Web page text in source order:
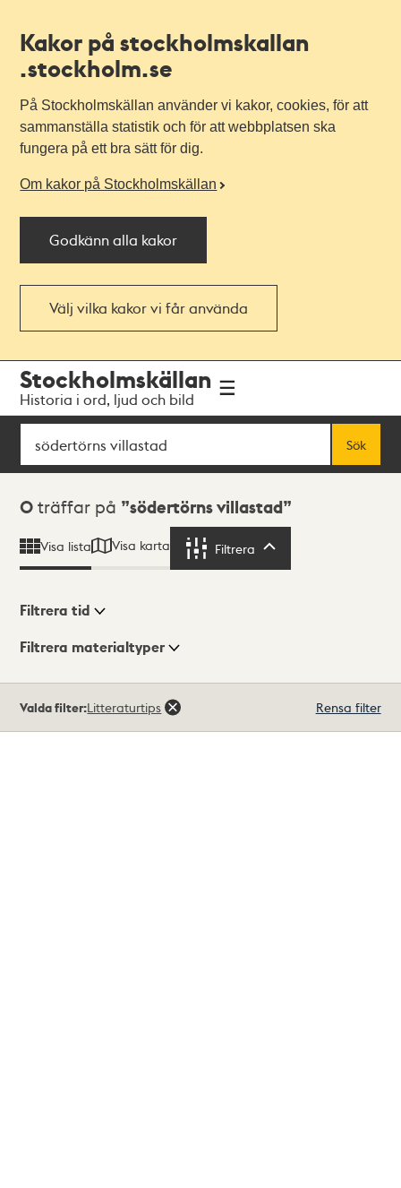
Kakor på stockholmskallan
.stockholm.se
På Stockholmskällan använder vi kakor, cookies, för att
sammanställa statistik och för att webbplatsen ska
fungera på ett bra sätt för dig.
Om kakor på Stockholmskällan
Godkänn alla kakor
Välj vilka kakor vi får använda
navigationen
huvudinnehållet
Stockholmskällan
Historia i ord, ljud och bild
Sök
Sök
Sökresultat
0 träffar på södertörns villastad
Visa lista Visa karta Filtrera
Visningsläge
Filtrera tid
Filtrera materialtyper
träffar
Valda filter:Litteraturtips Rensa filter